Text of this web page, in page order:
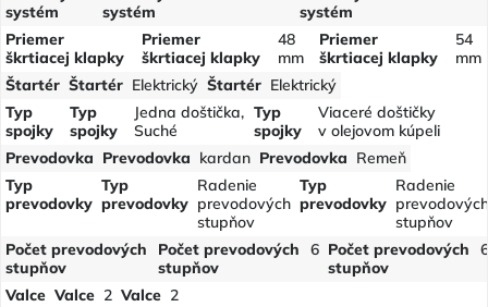
systém
systém
systém
Priemer
škrtiacej klapky
Priemer
škrtiacej klapky
48
mm
Priemer
škrtiacej klapky
54
mm
Štartér Štartér Elektrický Štartér Elektrický
Typ
spojky
Typ
spojky
Jedna doštička,
Suché
Typ
spojky
Viaceré doštičky
v olejovom kúpeli
Prevodovka Prevodovka kardan Prevodovka Remeň
Typ
prevodovky
Typ
prevodovky
Radenie
prevodových
stupňov
Typ
prevodovky
Radenie
prevodových
stupňov
Počet prevodových
stupňov
Počet prevodových
stupňov
6 Počet prevodových
stupňov
6
Valce Valce 2 Valce 2